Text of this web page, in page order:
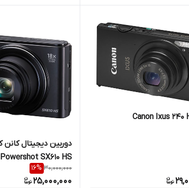
Powershot SX610 HS
30,000,000
16%
25,000,000